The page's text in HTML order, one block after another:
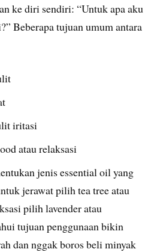
ke diri sendiri: “Untuk apa aku
Beberapa tujuan umum antara
iritasi
atau relaksasi
jenis essential oil yang
jerawat pilih tea tree atau
pilih lavender atau
tujuan penggunaan bikin
dan nggak boros beli minyak